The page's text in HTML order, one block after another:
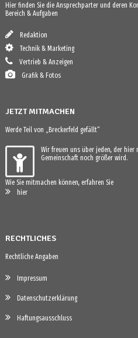
Hier finden Sie die Ansprechparter und deren
Bereich & Aufgaben
Redaktion
Technik & Marketing
Vertrieb & Anzeigen
Grafik & Fotos
JETZT MITMACHEN
Werde Teil von „Breckerfeld gefällt“
Wir freuen uns über jeden, der
Gemeinschaft noch größer wird.
Wie Sie mitmachen können, erfahren Sie
hier
RECHTLICHES
Rechtliche Angaben
Impressum
Datenschutzerklärung
Haftungsausschluss